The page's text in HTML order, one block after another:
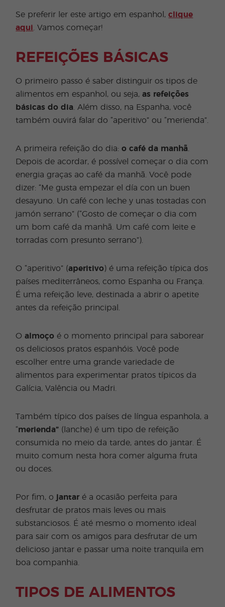
Se preferir ler este artigo em espanhol,clique
aqui
. Vamos começar!
REFEIÇÕES BÁSICAS
O primeiro passo é saber distinguir os tipos de
alimentos em espanhol, ou seja,as refeições
básicas do dia . Além disso, na Espanha, você
também ouvirá falar do “aperitivo” ou “merienda”.
A primeira refeição do dia:o café da manhã
Depois de acordar, é possível começar o dia com
energia graças ao café da manhã. Você pode
dizer: “Me gusta empezar el día con un buen
desayuno. Un café con leche y unas tostadas con
jamón serrano” (“Gosto de começar o dia com
um bom café da manhã. Um café com leite e
torradas com presunto serrano”).
O “aperitivo” (aperitivo) é uma refeição típica dos
países mediterrâneos, como Espanha ou França.
É uma refeição leve, destinada a abrir o apetite
antes da refeição principal.
Oalmoço é o momento principal para saborear
os deliciosos pratos espanhóis. Você pode
escolher entre uma grande variedade de
alimentos para experimentar pratos típicos da
Galícia, Valência ou Madri.
Também típico dos países de língua espanhola, a
“merienda” (lanche) é um tipo de refeição
consumida no meio da tarde, antes do jantar. É
muito comum nesta hora comer alguma fruta
ou doces.
Por fim, o jantar é a ocasião perfeita para
desfrutar de pratos mais leves ou mais
substanciosos. É até mesmo o momento ideal
para sair com os amigos para desfrutar de um
delicioso jantar e passar uma noite tranquila em
boa companhia.
TIPOS DE ALIMENTOS